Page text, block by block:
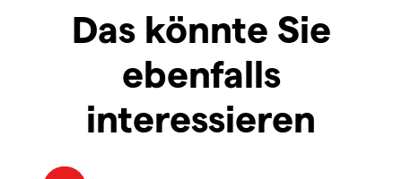
Das könnte Sie
ebenfalls
interessieren